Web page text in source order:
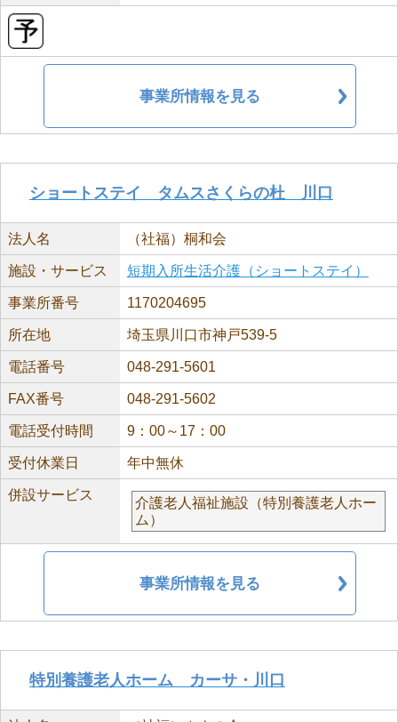
事業所情報を見る
ショートステイ タムスさくらの杜 川口
法人名 （社福）桐和会
施設・サービス 短期入所生活介護（ショートステイ）
事業所番号 1170204695
所在地 埼玉県川口市神戸539-5
電話番号 048-291-5601
FAX番号 048-291-5602
電話受付時間 9：00～17：00
受付休業日 年中無休
併設サービス
介護老人福祉施設（特別養護老人ホー
ム）
事業所情報を見る
特別養護老人ホーム カーサ・川口